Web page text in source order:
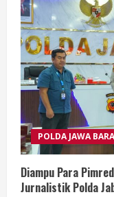
POLDA JAWA
Diampu Para
Jurnalistik Polda